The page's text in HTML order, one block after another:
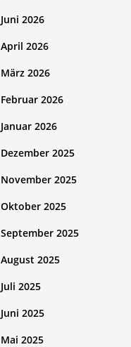
Juni 2026
April 2026
März 2026
Februar 2026
Januar 2026
Dezember 2025
November 2025
Oktober 2025
September 2025
August 2025
Juli 2025
Juni 2025
Mai 2025